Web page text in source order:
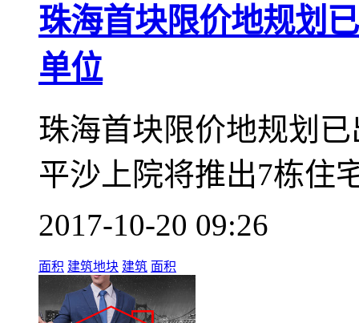
珠海首块限价地规划
单位
珠海首块限价地规划
平沙上院将推出7栋住
2017-10-20 09:26
面积 建筑地块 建筑 面积